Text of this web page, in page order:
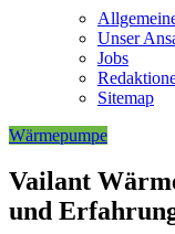
Unser
Jobs
Sitemap
Wärmepumpe
Vailant
und